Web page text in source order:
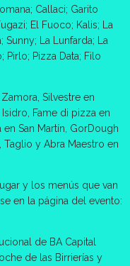
Callaci; Garito
El Fuoco; Kalis; La
Sunny; La Lunfarda; La
Pirlo; Pizza Data; Filo
Silvestre en
Fame di pizza en
San Martín, GorDough
Taglio y Abra Maestro en
y los menús que van
en la página del evento:
de BA Capital
de las Birrierías y